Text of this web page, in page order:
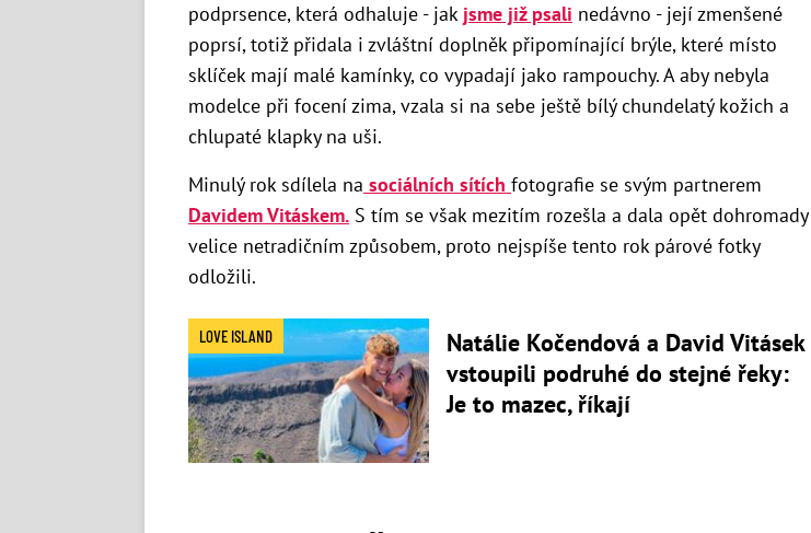
podprsence, která odhaluje - jak jsme již psali nedávno - její zmenšené
poprsí, totiž přidala i zvláštní doplněk připomínající brýle, které místo
sklíček mají malé kamínky, co vypadají jako rampouchy. A aby nebyla
modelce při focení zima, vzala si na sebe ještě bílý chundelatý kožich a
chlupaté klapky na uši.
Minulý rok sdílela na sociálních sítích fotografie se svým partnerem
Davidem Vitáskem. S tím se však mezitím rozešla a dala opět dohromady
velice netradičním způsobem, proto nejspíše tento rok párové fotky
odložili.
LOVE ISLAND
Natálie Kočendová a David Vitásek
vstoupili podruhé do stejné řeky:
Je to mazec, říkají